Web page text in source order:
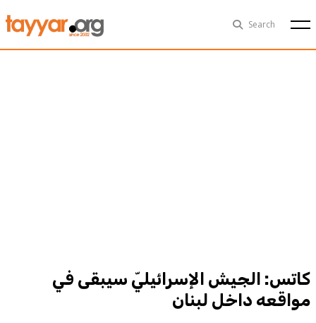
Search
Sat, Aug 8th 29°C
كاتس: الجيش الإسرائيليّ سيبقى في
مواقعه داخل لبنان